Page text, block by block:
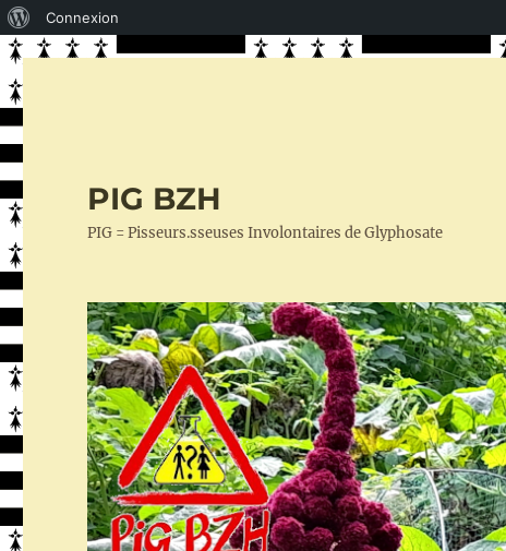
propos
Connexion
PIG BZH
PIG = Pisseurs.sseuses Involontaires de Glyphosate